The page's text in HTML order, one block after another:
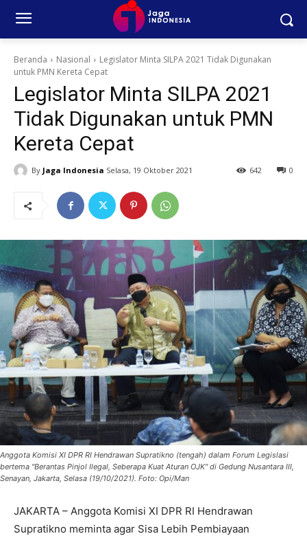
Beranda Nasional
Legislator Minta SILPA 2021 Tidak Digunakan
untuk PMN Kereta Cepat
Legislator Minta SILPA 2021
Tidak Digunakan untuk PMN
Kereta Cepat
By Jaga Indonesia Selasa, 19 Oktober 2021 0
642
Anggota Komisi XI DPR RI Hendrawan Supratikno (tengah) dalam Forum Legislasi
bertema "Berantas Pinjol Ilegal, Seberapa Kuat Aturan OJK" di Gedung Nusantara III,
Senayan, Jakarta, Selasa (19/10/2021). Foto: Opi/Man
JAKARTA – Anggota Komisi XI DPR RI Hendrawan
Supratikno meminta agar Sisa Lebih Pembiayaan